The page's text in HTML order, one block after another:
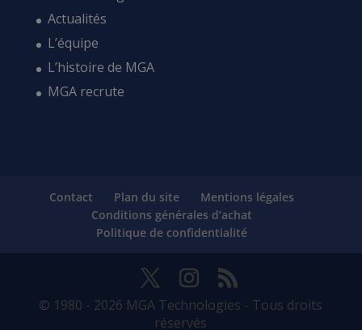
Actualités
L’équipe
L’histoire de MGA
MGA recrute
Contact Plan du site
Mentions légales
Conditions générales d’achat
Politique de confidentialité
© 1980 - 2026 MGA Technologies - Tous droits
réservés